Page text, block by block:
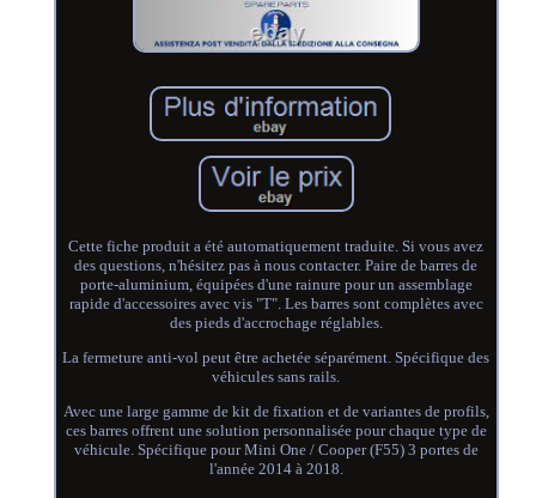
Cette fiche produit a été automatiquement traduite. Si vous avez
des questions, n'hésitez pas à nous contacter. Paire de barres de
porte-aluminium, équipées d'une rainure pour un assemblage
rapide d'accessoires avec vis "T". Les barres sont complètes avec
des pieds d'accrochage réglables.
La fermeture anti-vol peut être achetée séparément. Spécifique des
véhicules sans rails.
Avec une large gamme de kit de fixation et de variantes de profils,
ces barres offrent une solution personnalisée pour chaque type de
véhicule. Spécifique pour Mini One / Cooper (F55) 3 portes de
l'année 2014 à 2018.